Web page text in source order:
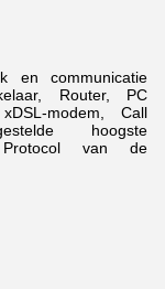
en communicatie
Router, PC
modem,
Call
hoogste
Protocol van de